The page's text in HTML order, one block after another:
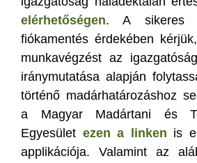
elérhetőségen. A sikeres
fiókamentés érdekében
munkavégzést az
iránymutatása alapján
történő madárhatározáshoz
a Magyar Madártani és
Egyesület ezen a linken is
applikációja. Valamint az